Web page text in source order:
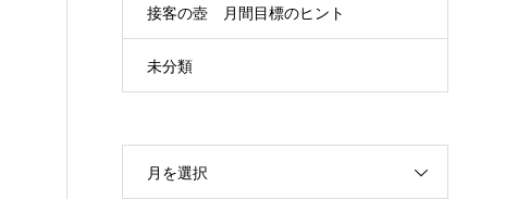
接客の壺 月間目標のヒント
未分類
月を選択